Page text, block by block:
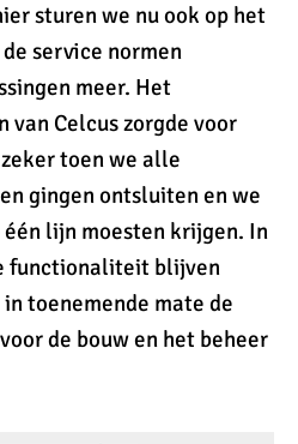
sturen we nu ook op het
service normen
meer. Het
Celcus zorgde voor
toen we alle
gingen ontsluiten en we
lijn moesten krijgen. In
functionaliteit blijven
toenemende mate de
de bouw en het beheer